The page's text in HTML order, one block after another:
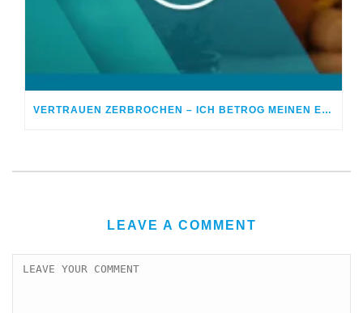
VERTRAUEN ZERBROCHEN – ICH BETROG MEINEN EHEPARTNER
LEAVE A COMMENT